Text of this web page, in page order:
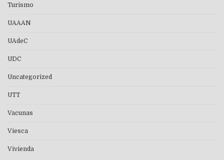
Turismo
UAAAN
UAdeC
UDC
Uncategorized
UTT
Vacunas
Viesca
Vivienda